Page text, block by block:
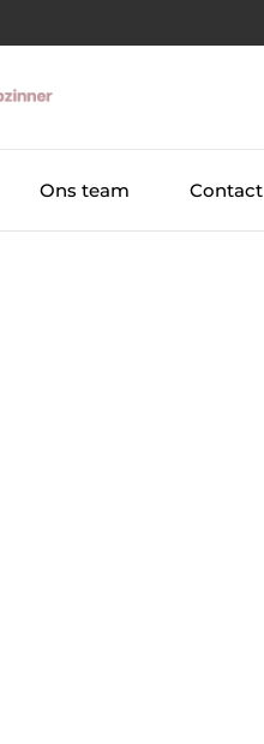
Ons team Contact